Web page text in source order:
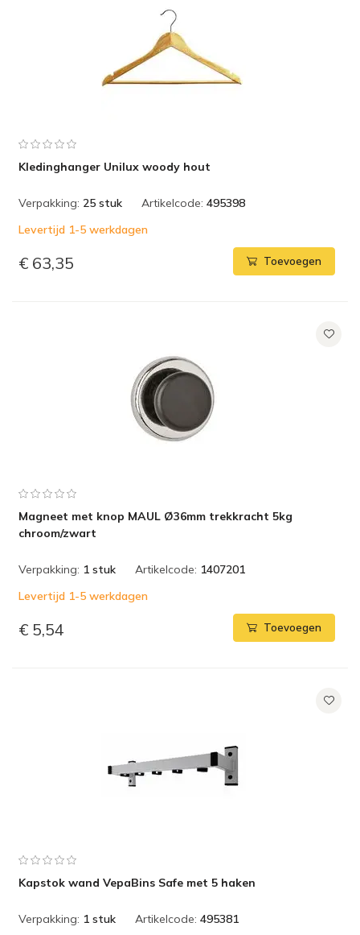
Kledinghanger Unilux woody hout
Verpakking: 25 stuk Artikelcode: 495398
Levertijd 1-5 werkdagen
€ 63,35 Toevoegen
Magneet met knop MAUL Ø36mm trekkracht 5kg
chroom/zwart
Verpakking: 1 stuk Artikelcode: 1407201
Levertijd 1-5 werkdagen
€ 5,54 Toevoegen
Kapstok wand VepaBins Safe met 5 haken
Verpakking: 1 stuk Artikelcode: 495381